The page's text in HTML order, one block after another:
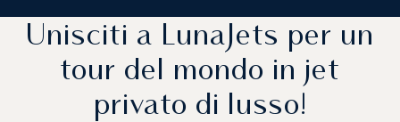
Unisciti a LunaJets per un
tour del mondo in jet
privato di lusso!